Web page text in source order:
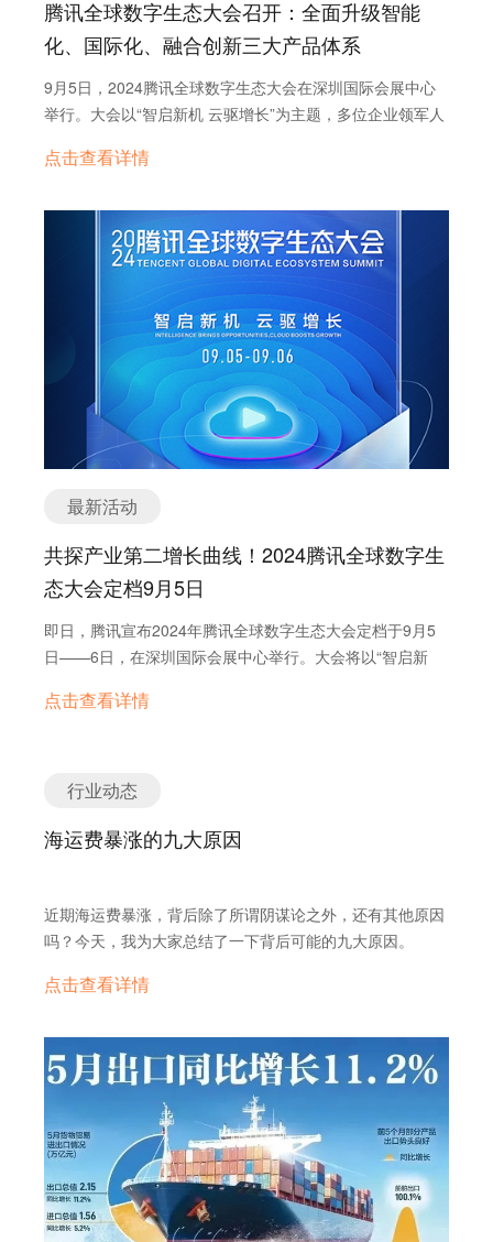
制（GSP）的受益国。 美国海关的监管重点：越南已被美
国认定为中国商品非法转运的热点地区。美国海关正积极与
货物进行了更多的检查，越南海关自身也加强了对原产地规
则的执行力度。 3.2 马来西亚 实质性改变：马来西亚的
原产地规则涉及“充分的加工或处理”或实质性改变。货物原
例要求：根据东盟自由贸易区协议，马来西亚出口到东盟国
家的商品通常要求至少有40%的本地或东盟累计成分。对
其他特定的生产或加工要求：税则号列的改变也是认定实质
性改变的方式之一。 与美国之间的贸易协定或相关法规：
马来西亚与美国没有直接的自由贸易协定，但它是区域全面
经济伙伴关系协定（RCEP）的成员，并与其他国家签署了
双边自由贸易协定。美国贸易代表办公室的报告指出马来西
亚存在一些贸易壁垒和进口政策。 美国海关的监管重点：
马来西亚也被认为是转运中国商品以规避美国关税的重要枢
纽。例如，有报道称中国的钢钉通过马来西亚重新包装和转
运以隐藏其原产地。美国司法部也曾指控一家进口商通过加
拿大和马来西亚转运中国制造的卡车轮胎以逃避关税。
3.3 泰国 实质性改变：泰国承认实质性改变原则，其认定标
准可能包括税则号列的改变、从价百分比标准或制造或加工
操作标准。 增值比例要求：根据东盟规则，通常要求至少
40%的本地成分。美国普遍优惠制（已过期但仍具参考意
估价值的35%。 其他特定的生产或加工要求：税则号列的
盟和RCEP的成员。泰国政府正在积极采取措施打击出口到
36%的关税。美国贸易代表办公室的报告曾指出泰国存在较
关注，美国海关正在加大力度打击虚报泰国原产地的行为。
泰国政府也已对49种高风险产品加强了出口监管，要求在获
被虚报为泰国原产地以规避美国的关税。 3.4 墨西哥 …
询盘云小语种网站建设与SEO服务 为了帮助企业在当前贸
易环境下脱颖而出，询盘云推出小语种网站建设服务和SEO
服务，专注于支持外贸企业开发小语种市场： • 小语种网站
建设：我们提供专业的小语种网站搭建服务，支持东南亚
（如越南语、泰语、印尼语）、“一带一路”国家（如阿拉伯
等）的主要语言。通过本地化内容，企业可以直接触达目标
化：我们提供专业的SEO服务，帮助企业的多语言网站在目
标市场的搜索引擎中获得更高的排名。本地化关键词和内容
策略可以显著增加网站的流量和转化率。研究显示，本地化
网站在当地搜索引擎（如Google的地区版本）中排名更高，
能吸引更多目标流量 (Google Multilingual SEO)。 多语言网
站可以显著提升企业的国际化能力。例如，提供本地语言内
容的网站可以将转化率提高70%，甚至高达100%。此外，
多语言内容在社交媒体上的分享率是单语言内容的两倍，进
一步扩大了品牌的影响力。 赶紧行动吧！ 在中美贸易战的
大背景下，企业必须迅速调整策略，转向欧洲、东南亚
前进的绊脚石。不要让语言成为您全球扩张的阻碍！ 立即行
网站解决方案，开启小语种SEO优化，助力您的业务在新贸
易环境中取得成功。
户的沟通效率和成交能力。 对外，这款应用将鑫海的销售
团队与遍布全球的代理商紧密相连，打造了一个强大的销售
过知识库学习产品知识、查询解决方案并解答客户疑问。这
不仅显著提升了销售团队的专业能力，还大幅降低了企业的
培训成本和人力投入。 2024年，鑫海引入了AI问答助手，
成功优化了与国外客户的销售沟通场景。AI助手的加入直接
数据显示，AI助手上线后，销售人员响应国外客户需求的速
度提高了20%，客服团队的工作压力降低了10%，网站的日
的DeepSeek企业知识库产品的强力支持。通过鑫海的实
践，我们看到，当知识管理与业务场景深度融合时，其价值
从单纯的成本消耗转向了业绩增长，为企业在全球市场中的
每一次客户触点带来了实实在在的效益。 01 销售赋能新解
法：企业知识库助力全球客户沟通 “企业知识库让销售人员
能够快速获取与国外客户沟通所需的产品知识、销售技巧和
成功案例，学习效率的提升显而易见。”鑫海的CIO赵总表
全球代理商，确保他们在面对国外客户时游刃有余。” 作为
一家外贸工厂，鑫海专注于矿山设备的出口业务，销售团队
需要与不同国家、不同文化背景的客户打交道。这对销售人
员的专业知识储备和应变能力提出了极高要求。然而，由于
销售人员分布全球，且知识水平参差不齐，传统的集中式培
训难以满足需求。 “过去，我们尝试过线上和线下培训，但
回忆道。无论是组织讲座还是推送学习资料，知识传递的效
DeepSeek企业知识库，从知识源头入手，整合产品资料、
销售策略和市场信息，构建了一个面向全球销售团队的“销
售充电站”。通过权限管理，知识库为内部员工和国外代理
户 在“销售充电站”中，公司基于知识库内容设计了专题培
训和任务式学习，精选关键知识点进行定向教学，并在学习
悉产品特点和市场动态，从而在与国外客户沟通时更加专业
企业知识库，答案精准有深度 此外，借助询盘云知识库提
供的数据看板功能，管理者可以实时监控销售人员对知识库
的使用情况，包括查阅频率和热门知识点。这不仅帮助企业
优化知识库内容，还能根据数据分析调整培训计划，进一步
提升销售团队的全球竞争力。 对于鑫海这样的外贸企业，
知识更新的及时性尤为重要。矿山设备市场变化频繁，例如
产品规格调整、国际法规更新等，若知识库未能同步更新，
销售人员在与国外客户沟通时可能出现信息偏差，影响客户
腾讯全球数字生态大会召开：全面升级智能
化、国际化、融合创新三大产品体系
9月5日，2024腾讯全球数字生态大会在深圳国际会展中心
举行。大会以“智启新机 云驱增长”为主题，多位企业领军人
索为基石，以行业最佳实践为标杆，探索企业创新发展路线
王守睿，深圳市宝安区委副书记、区长王立德等也出席了大
点击查看详情
最新活动
共探产业第二增长曲线！2024腾讯全球数字生
态大会定档9月5日
即日，腾讯宣布2024年腾讯全球数字生态大会定档于9月5
日——6日，在深圳国际会展中心举行。大会将以“智启新
术开发者、政府及社会组织，共同探讨AI等前沿数字技术的
点击查看详情
行业动态
海运费暴涨的九大原因
近期海运费暴涨，背后除了所谓阴谋论之外，还有其他原因
吗？今天，我为大家总结了一下背后可能的九大原因。
点击查看详情